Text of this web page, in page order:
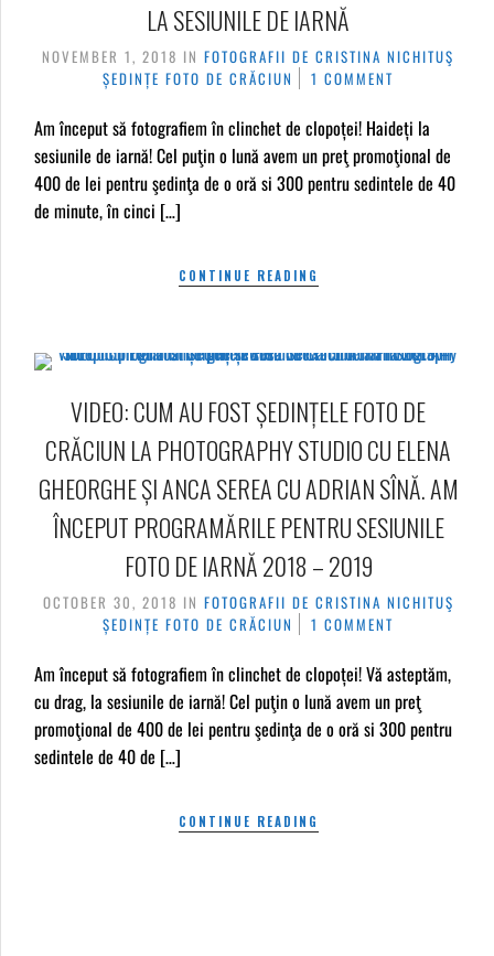
LA SESIUNILE DE IARNĂ
NOVEMBER 1, 2018 IN FOTOGRAFII DE CRISTINA NICHITUŞ
ȘEDINȚE FOTO DE CRĂCIUN
1 COMMENT
Am început să fotografiem în clinchet de clopoței! Haideți la
sesiunile de iarnă! Cel puţin o lună avem un preţ promoţional de
400 de lei pentru şedinţa de o oră si 300 pentru sedintele de 40
de minute, în cinci […]
CONTINUE READING
VIDEO: CUM AU FOST ȘEDINȚELE FOTO DE
CRĂCIUN LA PHOTOGRAPHY STUDIO CU ELENA
GHEORGHE ȘI ANCA SEREA CU ADRIAN SÎNĂ. AM
ÎNCEPUT PROGRAMĂRILE PENTRU SESIUNILE
FOTO DE IARNĂ 2018 – 2019
OCTOBER 30, 2018 IN FOTOGRAFII DE CRISTINA NICHITUŞ
ȘEDINȚE FOTO DE CRĂCIUN
1 COMMENT
Am început să fotografiem în clinchet de clopoței! Vă asteptăm,
cu drag, la sesiunile de iarnă! Cel puţin o lună avem un preţ
promoţional de 400 de lei pentru şedinţa de o oră si 300 pentru
sedintele de 40 de […]
CONTINUE READING